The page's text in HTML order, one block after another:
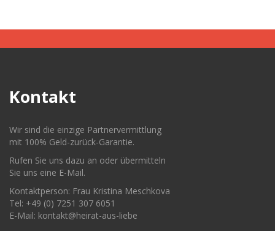
Kontakt
Wir sind die einzige Partnervermittlung
mit 100% Geld-zurück-Garantie.
Rufen Sie uns dazu an oder übermitteln
Sie uns eine E-Mail.
Kontaktperson: Frau Kristina Meschkova
Tel: +49 (0) 7251 307 6051
E-Mail: kontakt@heirat-aus-liebe